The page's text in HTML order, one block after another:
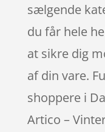
sælgende
du får hele
at sikre dig
af din vare.
shoppere i
Artico –